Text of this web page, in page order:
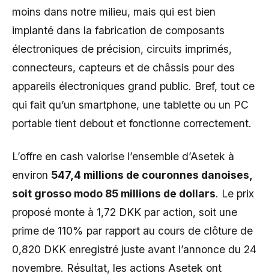
moins dans notre milieu, mais qui est bien
implanté dans la fabrication de composants
électroniques de précision, circuits imprimés,
connecteurs, capteurs et de châssis pour des
appareils électroniques grand public. Bref, tout ce
qui fait qu’un smartphone, une tablette ou un PC
portable tient debout et fonctionne correctement.
L’offre en cash valorise l’ensemble d’Asetek à
environ 547,4 millions de couronnes danoises,
soit grosso modo 85 millions de dollars. Le prix
proposé monte à 1,72 DKK par action, soit une
prime de 110% par rapport au cours de clôture de
0,820 DKK enregistré juste avant l’annonce du 24
novembre. Résultat, les actions Asetek ont